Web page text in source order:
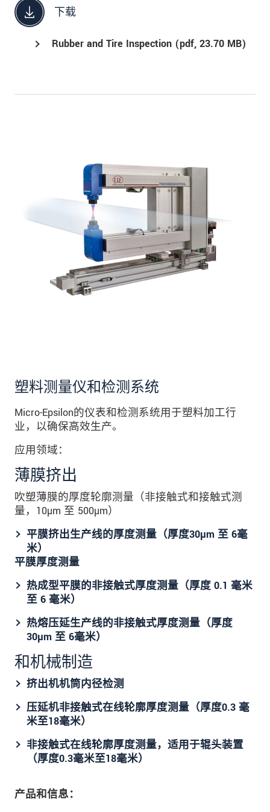
下载
Rubber and Tire Inspection (pdf, 23.70 MB)
塑料测量仪和检测系统
Micro-Epsilon的仪表和检测系统用于塑料加工行
业，以确保高效生产。
应用领域：
薄膜挤出
吹塑薄膜的厚度轮廓测量（非接触式和接触式测
量，10µm 至 500µm）
平膜挤出生产线的厚度测量（厚度30µm 至 6毫
米）
平膜厚度测量
热成型平膜的非接触式厚度测量（厚度 0.1 毫米
至 6 毫米）
热熔压延生产线的非接触式厚度测量（厚度
30µm 至 6毫米）
和机械制造
挤出机机筒内径检测
压延机非接触式在线轮廓厚度测量（厚度0.3 毫
米至18毫米）
非接触式在线轮廓厚度测量，适用于辊头装置
（厚度0.3毫米至18毫米）
产品和信息：